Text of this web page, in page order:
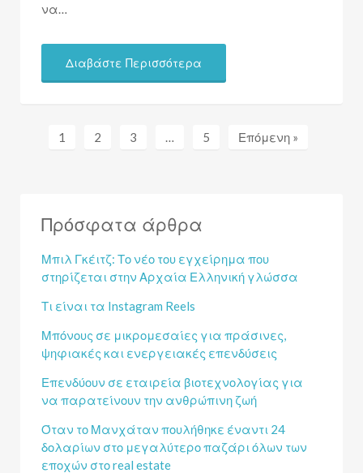
να…
Διαβάστε Περισσότερα
1 2 3 5 Επόμενη »
Πρόσφατα άρθρα
Μπιλ Γκέιτζ: Το νέο του εγχείρημα που
στηρίζεται στην Αρχαία Ελληνική γλώσσα
Τι είναι τα Instagram Reels
Μπόνους σε μικρομεσαίες για πράσινες,
ψηφιακές και ενεργειακές επενδύσεις
Επενδύουν σε εταιρεία βιοτεχνολογίας για
να παρατείνουν την ανθρώπινη ζωή
Όταν το Μανχάταν πουλήθηκε έναντι 24
δολαρίων στο μεγαλύτερο παζάρι όλων των
εποχών στο real estate